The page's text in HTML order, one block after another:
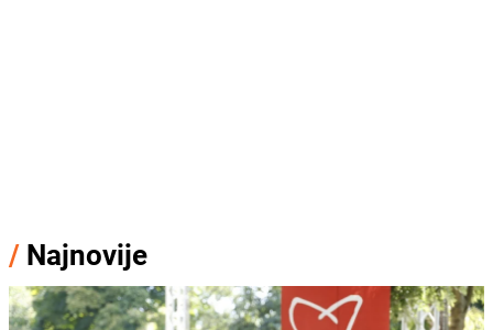
/ Najnovije